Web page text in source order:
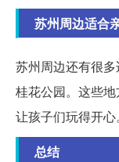
苏州周边适合
苏州周边还有很
桂花公园。这些
让孩子们玩得开心。
总结